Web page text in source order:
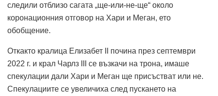
следили отблизо сагата „ще-или-не-ще“ около
коронационния отговор на Хари и Меган, ето
обобщение.
Откакто кралица Елизабет II почина през септември
2022 г. и крал Чарлз III се възкачи на трона, имаше
спекулации дали Хари и Меган ще присъстват или не.
Спекулациите се увеличиха след пускането на